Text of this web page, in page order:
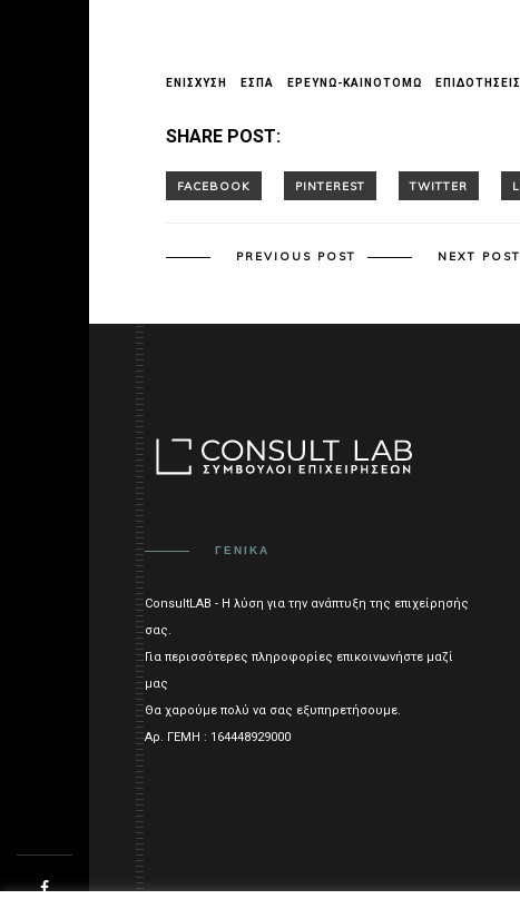
ΕΝΙΣΧΥΣΗ ΕΣΠΑ ΕΡΕΥΝΏ-ΚΑΙΝΟΤΟΜΏ ΕΠΙΔΟΤΗΣΕΙΣ
SHARE POST:
PREVIOUS POST NEXT POST
ΓΕΝΙΚΑ
ConsultLAB - Η λύση για την ανάπτυξη της επιχείρησής
σας.
Για περισσότερες πληροφορίες επικοινωνήστε μαζί
μας
Θα χαρούμε πολύ να σας εξυπηρετήσουμε.
Αρ. ΓΕΜΗ : 164448929000